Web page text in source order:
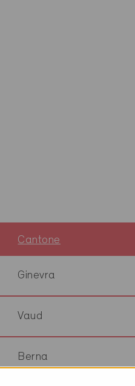
Cantone
Ginevra
Vaud
Berna